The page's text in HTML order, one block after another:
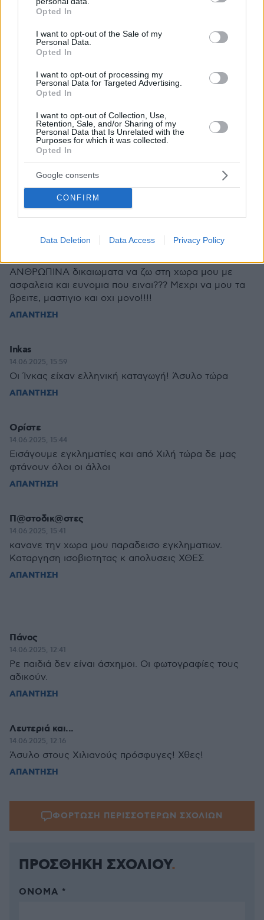
grant or deny consent to Google and its third-party tags to
use your data for below specified purposes in below Google
consent section.
Opted In
I want to opt-out of the Sale of my
Personal Data.
Opted In
I want to opt-out of processing my
Personal Data for Targeted Advertising.
Opted In
I want to opt-out of Collection, Use,
Retention, Sale, and/or Sharing of my
Personal Data that Is Unrelated with the
Purposes for which it was collected.
Opted In
Google consents
CONFIRM
Data Deletion Data Access Privacy Policy
ΔΗΜΗΤΡΙΟΣ
Στον χάρτη να τους λέγανε να μας βρουν δεν
πρόκειται με τίποτα να πέφτανε μέσα άκου Χιλή στου
ΑΠΑΝΤΗΣΗ
14.06.2025, 17:09
Χιλή; Τι φάση; Ήρθαν και οι Λατίνοι;
ΑΠΑΝΤΗΣΗ
Αλαλος
Ανθρωπινα δικαιωματα, μη τους πειραξετε, μη τους
ΑΝΘΡΩΠΙΝΑ δικαιωματα να ζω στη χωρα μου με
ασφαλεια και ευνομια που ειναι??? Μεχρι να μου τα
βρειτε, μαστιγιο και οχι μονο!!!!
ΑΠΑΝΤΗΣΗ
Inkas
14.06.2025, 15:59
Οι Ίνκας είχαν ελληνική καταγωγή! Άσυλο τώρα
ΑΠΑΝΤΗΣΗ
Ορίστε
14.06.2025, 15:44
Εισάγουμε εγκληματίες και από Χιλή τώρα δε μας
φτάνουν όλοι οι άλλοι
ΑΠΑΝΤΗΣΗ
Π@στοδικ@στες
14.06.2025, 15:41
κανανε την χωρα μου παραδεισο εγκληματιων.
Καταργηση ισοβιοτητας κ απολυσεις ΧΘΕΣ
ΑΠΑΝΤΗΣΗ
Πάνος
14.06.2025, 12:41
Ρε παιδιά δεν είναι άσχημοι. Οι φωτογραφίες τους
αδικούν.
ΑΠΑΝΤΗΣΗ
Λευτεριά και...
14.06.2025, 12:16
Άσυλο στους Χιλιανούς πρόσφυγες! Χθες!
ΑΠΑΝΤΗΣΗ
ΦΟΡΤΩΣΗ ΠΕΡΙΣΣΟΤΕΡΩΝ ΣΧΟΛΙΩΝ
ΠΡΟΣΘΗΚΗ ΣΧΟΛΙΟΥ
ΌΝΟΜΑ *